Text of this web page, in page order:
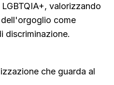
valorizzando
come
discriminazione.
che guarda al